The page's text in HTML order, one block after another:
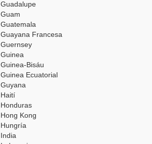
Guadalupe
Guam
Guatemala
Guayana Francesa
Guernsey
Guinea
Guinea-Bisáu
Guinea Ecuatorial
Guyana
Haití
Honduras
Hong Kong
Hungría
India